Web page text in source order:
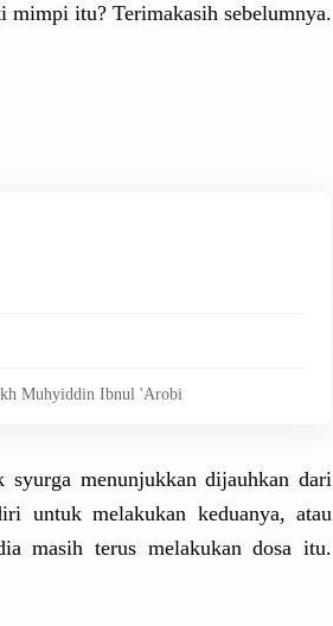
mimpi itu? Terimakasih sebelumnya.
Muhyiddin Ibnul 'Arobi
menunjukkan dijauhkan dari
untuk melakukan keduanya, atau
masih terus melakukan dosa itu.